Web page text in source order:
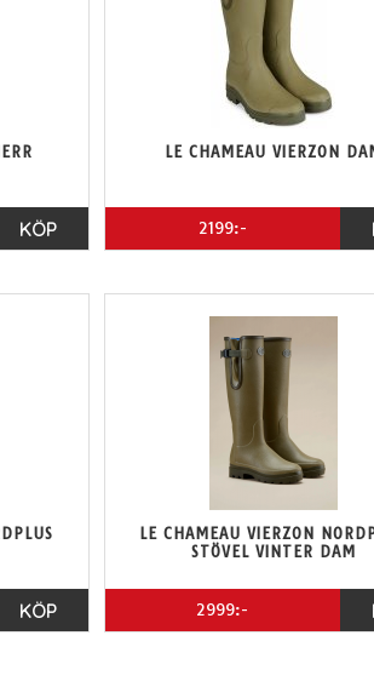
KÖP
LE CHAMEAU VIERZON
2199:-
KÖP
LE CHAMEAU VIERZON
STÖVEL VINTER DAM
2999:-